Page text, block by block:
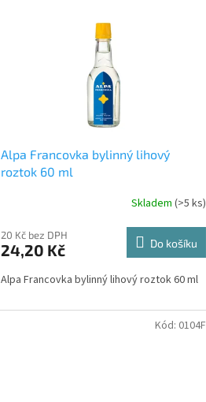
Alpa Francovka bylinný lihový
roztok 60 ml
Skladem (>5 ks)
20 Kč bez DPH
24,20 Kč Do košíku
Alpa Francovka bylinný lihový roztok 60 ml
Kód: 0104F